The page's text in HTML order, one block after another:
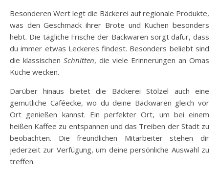
Besonderen Wert legt die Bäckerei auf regionale Produkte,
was den Geschmack ihrer Brote und Kuchen besonders
hebt. Die tägliche Frische der Backwaren sorgt dafür, dass
du immer etwas Leckeres findest. Besonders beliebt sind
die klassischen Schnitten, die viele Erinnerungen an Omas
Küche wecken.
Darüber hinaus bietet die Bäckerei Stölzel auch eine
gemütliche Caféecke, wo du deine Backwaren gleich vor
Ort genießen kannst. Ein perfekter Ort, um bei einem
heißen Kaffee zu entspannen und das Treiben der Stadt zu
beobachten. Die freundlichen Mitarbeiter stehen dir
jederzeit zur Verfügung, um deine persönliche Auswahl zu
treffen.